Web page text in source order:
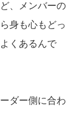
、メンバーの
身も心もどっ
くあるんで
ダー側に合わ